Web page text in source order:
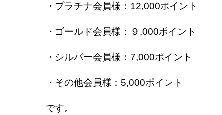
・プラチナ会員様：12,000ポイント
・ゴールド会員様：９,000ポイント
・シルバー会員様：7,000ポイント
・その他会員様：5,000ポイント
です。